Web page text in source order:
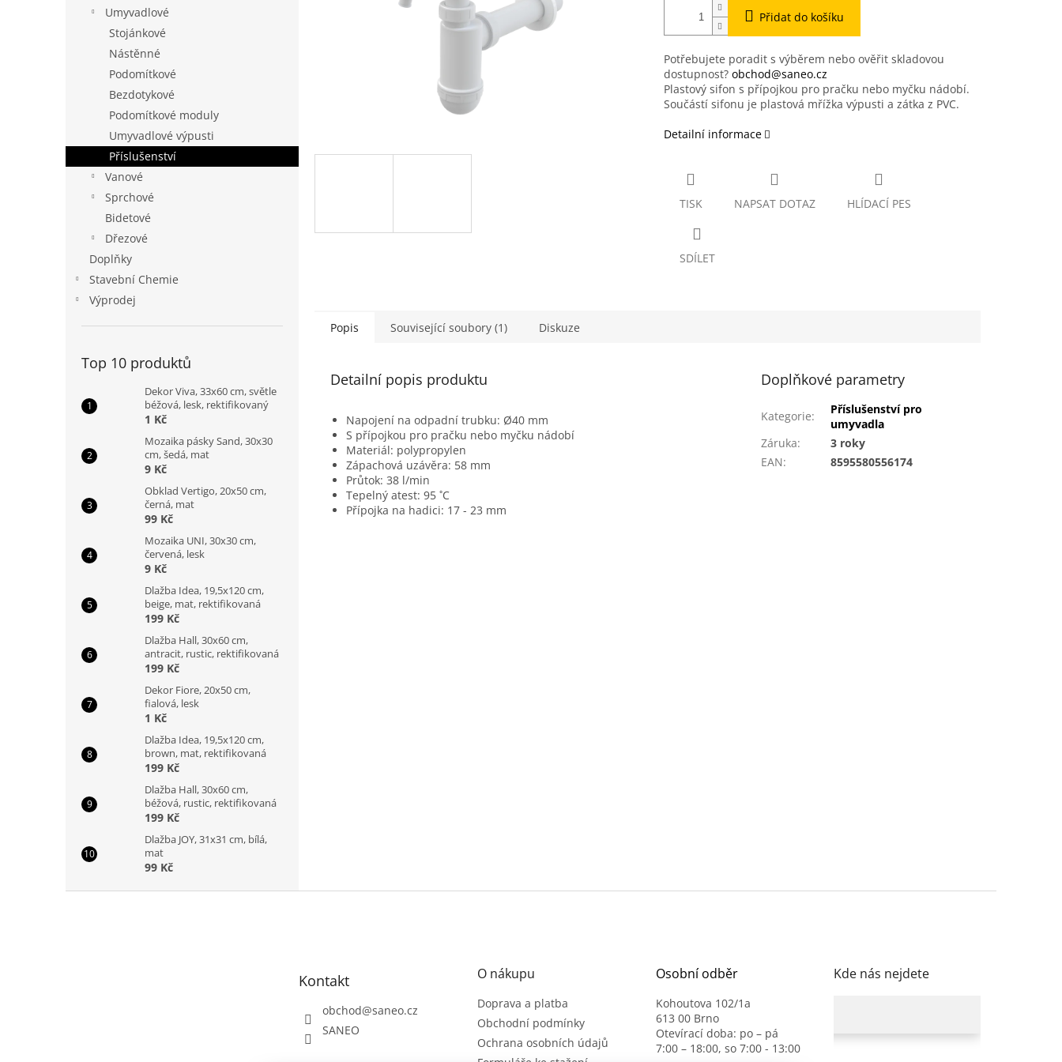
Umyvadlové
Stojánkové
Nástěnné
Podomítkové
Bezdotykové
Podomítkové moduly
Umyvadlové výpusti
Příslušenství
Vanové
Sprchové
Bidetové
Dřezové
Doplňky
Stavební Chemie
Výprodej
Top 10 produktů
Dekor Viva, 33x60 cm, světle
béžová, lesk, rektifikovaný
1 Kč
Mozaika pásky Sand, 30x30
cm, šedá, mat
9 Kč
Obklad Vertigo, 20x50 cm,
černá, mat
99 Kč
Mozaika UNI, 30x30 cm,
červená, lesk
9 Kč
Dlažba Idea, 19,5x120 cm,
beige, mat, rektifikovaná
199 Kč
Dlažba Hall, 30x60 cm,
antracit, rustic, rektifikovaná
199 Kč
Dekor Fiore, 20x50 cm,
fialová, lesk
1 Kč
Dlažba Idea, 19,5x120 cm,
brown, mat, rektifikovaná
199 Kč
Dlažba Hall, 30x60 cm,
béžová, rustic, rektifikovaná
199 Kč
Dlažba JOY, 31x31 cm, bílá,
mat
99 Kč
Přidat do košíku
Potřebujete poradit s výběrem nebo ověřit skladovou
dostupnost? obchod@saneo.cz
Plastový sifon s přípojkou pro pračku nebo myčku nádobí.
Součástí sifonu je plastová mřížka výpusti a zátka z PVC.
Detailní informace
TISK NAPSAT DOTAZ HLÍDACÍ PES
SDÍLET
Popis Související soubory (1) Diskuze
Detailní popis produktu
Napojení na odpadní trubku: Ø40 mm
S přípojkou pro pračku nebo myčku nádobí
Materiál: polypropylen
Zápachová uzávěra: 58 mm
Průtok: 38 l/min
Tepelný atest: 95 ˚C
Přípojka na hadici: 17 - 23 mm
Doplňkové parametry
Kategorie:
Příslušenství pro
umyvadla
Záruka:
3 roky
EAN: 8595580556174
Kontakt
obchod@saneo.cz
SANEO
O nákupu
Doprava a platba
Obchodní podmínky
Ochrana osobních údajů
Osobní odběr
Kohoutova 102/1a
613 00 Brno
Otevírací doba: po – pá
7:00 – 18:00, so 7:00 - 13:00
Kde nás nejdete